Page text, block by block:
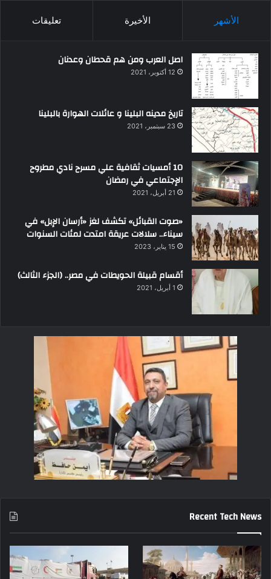
الأشهر الأخيرة تعليقات
اصل العرب ومن هم قحطان وعدنان
12 أكتوبر، 2021
تاريخ مدينه البلينا و عائلات الهوارة بالبلينا
23 سبتمبر، 2021
10 أمسيات ثقافية علي مسرح نادي مطروح
الإجتماعي في رمضان
21 أبريل، 2021
«صوت القبائل» تكشف لغز «أرسان الإبل» في
سيناء.. سلالات عريقة امتدت لمئات السنوات
15 يناير، 2023
أقسام قبيلة الحويطات في مصر.. (الجزء الثالث)
1 أبريل، 2021
Recent Tech News